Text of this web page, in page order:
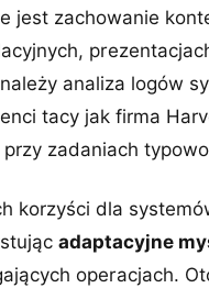
jest zachowanie
analiza logów
tacy jak firma
zadaniach
korzyści dla
adaptacyjne
operacjach.